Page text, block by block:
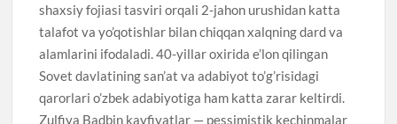
shaxsiy fojiasi tasviri orqali 2-jahon urushidan katta
talafot va yo’qotishlar bilan chiqqan xalqning dard va
alamlarini ifodaladi. 40-yillar oxirida e’lon qilingan
Sovet davlatining san’at va adabiyot to’g’risidagi
qarorlari o’zbek adabiyotiga ham katta zarar keltirdi.
Zulfiya Badbin kayfiyatlar — pessimistik kechinmalar